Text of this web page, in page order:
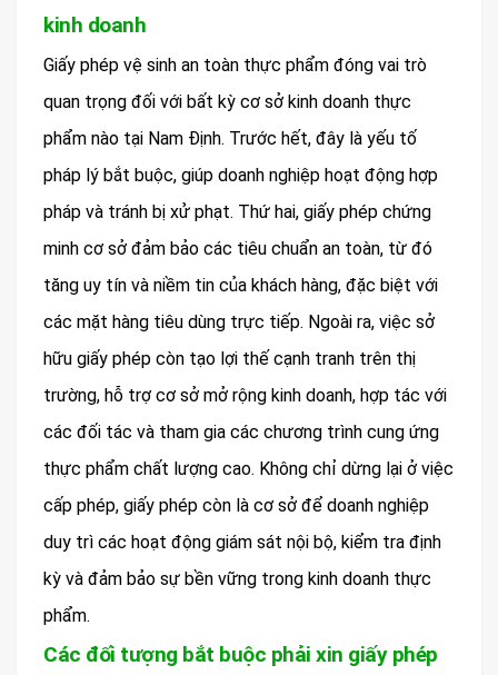
kinh doanh
Giấy phép vệ sinh an toàn thực phẩm đóng vai trò
quan trọng đối với bất kỳ cơ sở kinh doanh thực
phẩm nào tại Nam Định. Trước hết, đây là yếu tố
pháp lý bắt buộc, giúp doanh nghiệp hoạt động hợp
pháp và tránh bị xử phạt. Thứ hai, giấy phép chứng
minh cơ sở đảm bảo các tiêu chuẩn an toàn, từ đó
tăng uy tín và niềm tin của khách hàng, đặc biệt với
các mặt hàng tiêu dùng trực tiếp. Ngoài ra, việc sở
hữu giấy phép còn tạo lợi thế cạnh tranh trên thị
trường, hỗ trợ cơ sở mở rộng kinh doanh, hợp tác với
các đối tác và tham gia các chương trình cung ứng
thực phẩm chất lượng cao. Không chỉ dừng lại ở việc
cấp phép, giấy phép còn là cơ sở để doanh nghiệp
duy trì các hoạt động giám sát nội bộ, kiểm tra định
kỳ và đảm bảo sự bền vững trong kinh doanh thực
phẩm.
Các đối tượng bắt buộc phải xin giấy phép